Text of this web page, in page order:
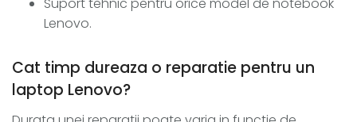
Lenovo.
Cat timp dureaza o reparatie pentru un
laptop Lenovo?